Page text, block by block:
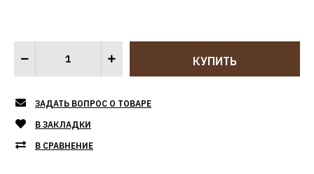
ЗАДАТЬ ВОПРОС О ТОВАРЕ
В ЗАКЛАДКИ
В СРАВНЕНИЕ